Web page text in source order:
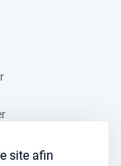
site afin